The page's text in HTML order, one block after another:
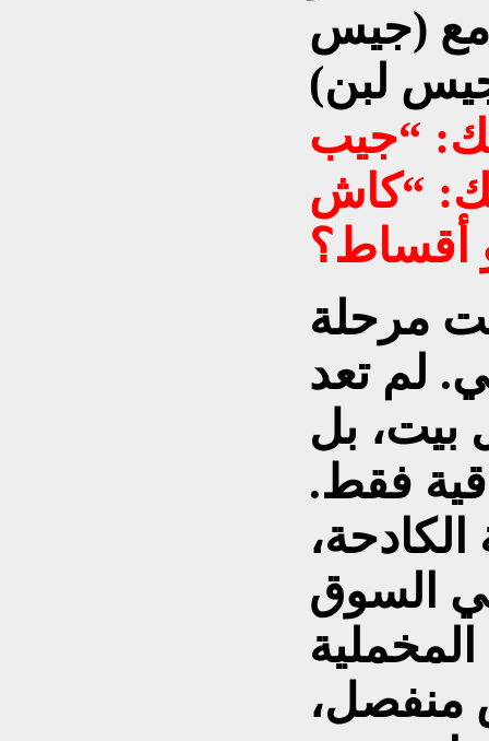
مع (جيس
“جيب
“كاش
مرحلة
لم تعد
بيت، بل
فقط.
السوق
منفصل،